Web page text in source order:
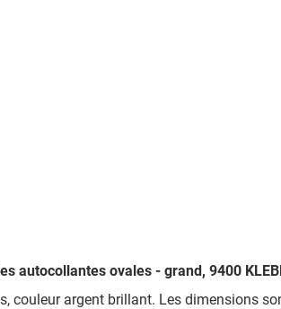
autocollantes ovales - grand, 9400
couleur argent brillant. Les dimensions